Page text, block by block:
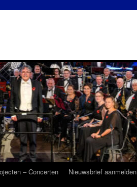
– Concerten Nieuwsbrief aanmelden